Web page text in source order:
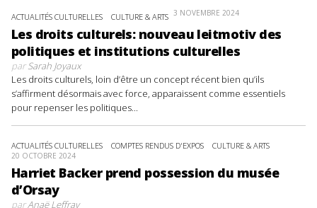
ACTUALITÉS CULTURELLES CULTURE & ARTS 3 NOVEMBRE 2024
Les droits culturels: nouveau leitmotiv des
politiques et institutions culturelles
parSarah Joyaux
Les droits culturels, loin d’être un concept récent bien qu’ils
s’affirment désormais avec force, apparaissent comme essentiels
pour repenser les politiques...
ACTUALITÉS CULTURELLES COMPTES RENDUS D'EXPOS CULTURE & ARTS
20 OCTOBRE 2024
Harriet Backer prend possession du musée
d’Orsay
parAnaë Leffray